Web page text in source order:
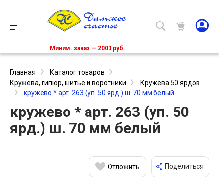
Миним. заказ — 2000 руб.
Главная
Каталог товаров
Кружева, гипюр, шитье и воротники
Кружева 50 ярдов
кружево * арт. 263 (уп. 50 ярд.) ш. 70 мм белый
кружево * арт. 263 (уп. 50
ярд.) ш. 70 мм белый
Отложить Поделиться